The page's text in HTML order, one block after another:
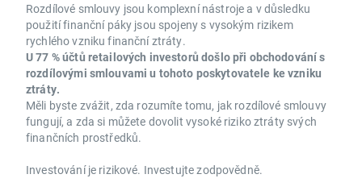
Rozdílové smlouvy jsou komplexní nástroje a v důsledku
použití finanční páky jsou spojeny s vysokým rizikem
rychlého vzniku finanční ztráty.
U 77 % účtů retailových investorů došlo při obchodování s
rozdílovými smlouvami u tohoto poskytovatele ke vzniku
ztráty.
Měli byste zvážit, zda rozumíte tomu, jak rozdílové smlouvy
fungují, a zda si můžete dovolit vysoké riziko ztráty svých
finančních prostředků.
Investování je rizikové. Investujte zodpovědně.